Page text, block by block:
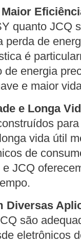
quanto JCQ
perda de
é
de energia
e maior
e Longa
vida útil
de
JCQ
são
eletrônicos